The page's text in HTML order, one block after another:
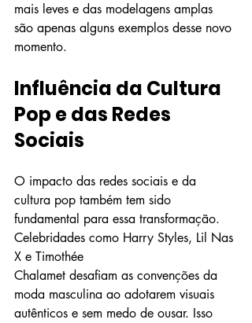
mais leves e das modelagens amplas
são apenas alguns exemplos desse novo
momento.
Influência da Cultura
Pop e das Redes
Sociais
O impacto das redes sociais e da
cultura pop também tem sido
fundamental para essa transformação.
Celebridades como Harry Styles, Lil Nas
X e Timothée
Chalamet desafiam as convenções da
moda masculina ao adotarem visuais
autênticos e sem medo de ousar. Isso